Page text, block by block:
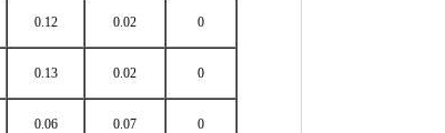
0.12 0.02 0
0.13 0.02 0
0.06 0.07 0